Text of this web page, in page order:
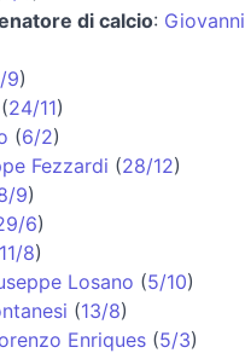
di calcio: Giovanni
9)
(24/11)
(6/2)
Fezzardi (28/12)
9)
6)
11/8)
Losano (5/10)
(13/8)
Enriques (5/3)